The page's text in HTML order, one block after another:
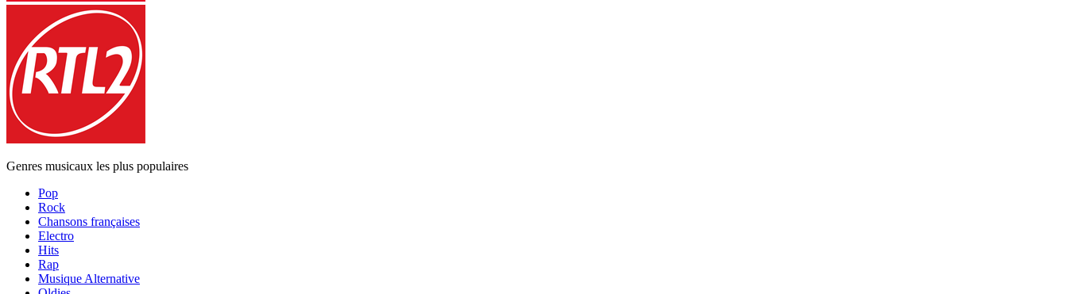
Genres musicaux les plus populaires
Pop
Rock
Chansons françaises
Electro
Hits
Rap
Musique Alternative